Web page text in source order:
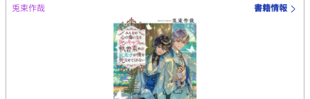
兎束作哉 書籍情報